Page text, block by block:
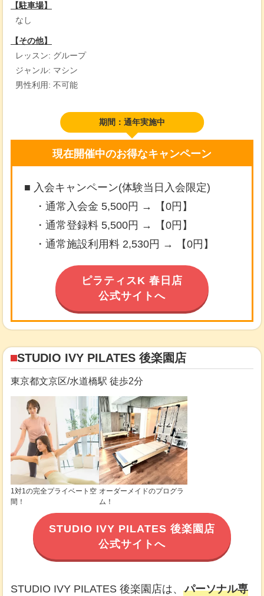
【駐車場】
なし
【その他】
レッスン: グループ
ジャンル: マシン
男性利用: 不可能
期間：通年実施中
現在開催中のお得なキャンペーン
■ 入会キャンペーン(体験当日入会限定)
・通常入会金 5,500円 → 【0円】
・通常登録料 5,500円 → 【0円】
・通常施設利用料 2,530円 → 【0円】
ピラティスK 春日店
公式サイトへ
STUDIO IVY PILATES 後楽園店
東京都文京区/水道橋駅 徒歩2分
1対1の完全プライベート空
間！
オーダーメイドのプログラ
ム！
STUDIO IVY PILATES 後楽園店
公式サイトへ
STUDIO IVY PILATES 後楽園店は、 パーソナル専